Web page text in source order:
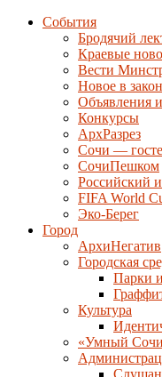
События
Бродячий
Краевые
Вести
Новое в
Объявления
Конкурсы
АрхРазрез
Сочи —
СочиПешком
Российский
FIFA World
Эко-Берег
Город
АрхиНегатив
Городская
Парки
Культура
«Умный